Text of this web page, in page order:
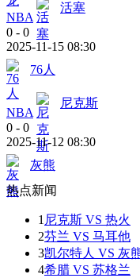
NBA
活塞
0 - 0
2025-11-15 08:30
76人
NBA
尼克斯
0 - 0
2025-11-12 08:30
灰熊
热点新闻
1 尼克斯 VS 热火
2芬兰 VS 马耳他
3凯尔特人 VS 灰
4希腊 VS 苏格兰